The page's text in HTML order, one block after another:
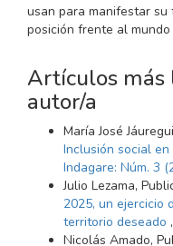
usan para manifestar su
posición frente al
Artículos más
autor/a
María José
Inclusión social
Indagare: Núm. 3
Julio Lezama,
2025, un ejercicio
territorio deseado ,
Nicolás Amado,